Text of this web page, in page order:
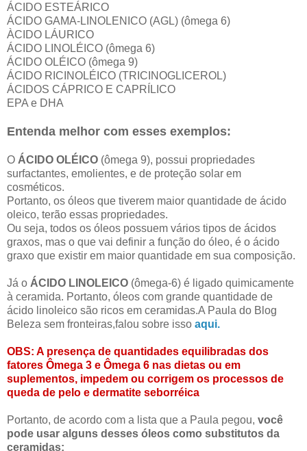
ÁCIDO ESTEÁRICO
ÁCIDO GAMA-LINOLENICO (AGL) (ômega 6)
ÀCIDO LÁURICO
ÁCIDO LINOLÉICO (ômega 6)
ÁCIDO OLÉICO (ômega 9)
ÁCIDO RICINOLÉICO (TRICINOGLICEROL)
ÁCIDOS CÁPRICO E CAPRÍLICO
EPA e DHA
Entenda melhor com esses exemplos:
O ÁCIDO OLÉICO (ômega 9), possui propriedades
surfactantes, emolientes, e de proteção solar em
cosméticos.
Portanto, os óleos que tiverem maior quantidade de ácido
oleico, terão essas propriedades.
Ou seja, todos os óleos possuem vários tipos de ácidos
graxos, mas o que vai definir a função do óleo, é o ácido
graxo que existir em maior quantidade em sua composição.
Já o ÁCIDO LINOLEICO (ômega-6) é ligado quimicamente
à ceramida. Portanto, óleos com grande quantidade de
ácido linoleico são ricos em ceramidas.A Paula do Blog
Beleza sem fronteiras,falou sobre isso aqui.
OBS: A presença de quantidades equilibradas dos
fatores Ômega 3 e Ômega 6 nas dietas ou em
suplementos, impedem ou corrigem os processos de
queda de pelo e dermatite seborréica
Portanto, de acordo com a lista que a Paula pegou, você
pode usar alguns desses óleos como substitutos da
ceramidas: